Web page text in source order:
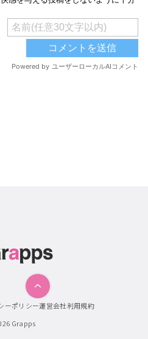
ーポリシー運営会社利用規約
Grapps